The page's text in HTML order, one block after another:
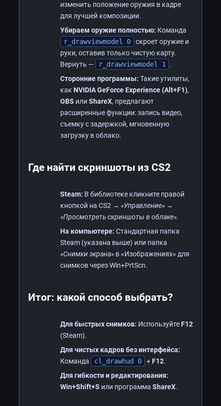
изменить положение оружия в кадре
для лучшей композиции.
Убираем оружие полностью: Команда
r_drawviewmodel 0
скроет оружие и
руки, оставив только чистую карту.
Вернуть —
r_drawviewmodel 1 .
Сторонние программы: Такие утилиты,
как NVIDIA GeForce Experience (Alt+F1),
OBS или ShareX, предлагают
расширенные функции: запись видео,
съемку с задержкой, мгновенную
загрузку в облако.
Где найти скриншоты из CS2
Steam: В библиотеке кликните правой
кнопкой на CS2 → «Управление» →
«Просмотреть скриншоты в облаке».
На компьютере: Стандартная папка
Steam (указана выше) или папка
«Снимки экрана» в «Изображениях» для
снимков через Win+PrtScn.
Итог: какой способ выбрать?
Для быстрых снимков: Используйте F12
(Steam).
Для чистых кадров без интерфейса:
Команда
cl_drawhud 0 + F12.
Для гибкости и редактирования:
Win+Shift+S или программа ShareX.